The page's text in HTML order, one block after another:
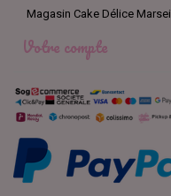
Magasin Cake Délice
Votre compte